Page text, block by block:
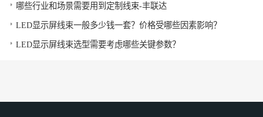
哪些行业和场景需要用到定制线束-丰联达
LED显示屏线束一般多少钱一套？价格受哪些因素影响？
LED显示屏线束选型需要考虑哪些关键参数？